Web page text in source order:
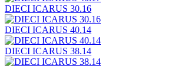
DIECI ICARUS 30.16
DIECI ICARUS 40.14
DIECI ICARUS 38.14